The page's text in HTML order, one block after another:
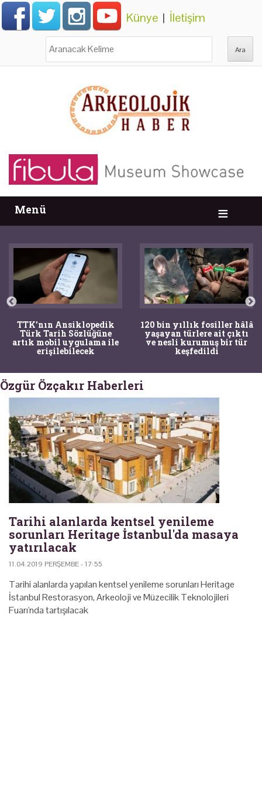
Künye | İletişim
Menü
TTK'nın Ansiklopedik
Türk Tarih Sözlüğüne
artık mobil uygulama ile
erişilebilecek
120 bin yıllık fosiller hâlâ
yaşayan türlere ait çıktı
ve nesli kurumuş bir tür
keşfedildi
Özgür Özçakır Haberleri
Tarihi alanlarda kentsel yenileme
sorunları Heritage İstanbul'da masaya
yatırılacak
11.04.2019 PERŞEMBE - 17:55
Tarihi alanlarda yapılan kentsel yenileme sorunları Heritage
İstanbul Restorasyon, Arkeoloji ve Müzecilik Teknolojileri
Fuarı'nda tartışılacak